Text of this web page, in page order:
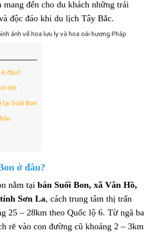
mang đến cho du khách những trải
độc đáo khi du lịch Tây Bắc.
đâu?
tím
Suối Bon
ở đâu?
nằm tại bản Suối Bon, xã Vân Hồ,
Sơn La, cách trung tâm thị trấn
25 – 28km theo Quốc lộ 6. Từ ngã ba
rẽ vào con đường cũ khoảng 2 – 3km